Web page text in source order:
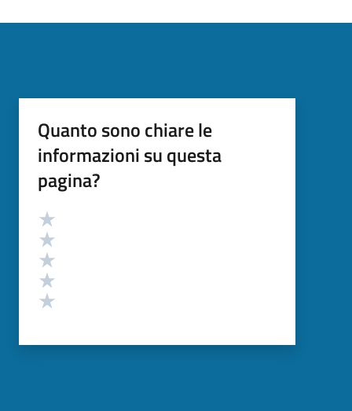
Quanto sono chiare le
informazioni su questa
pagina?
Valutazione